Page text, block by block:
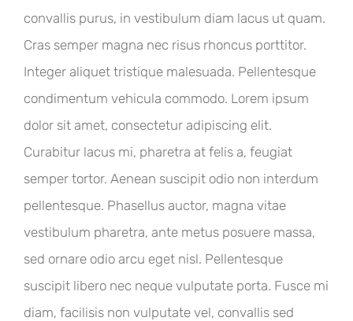
convallis purus, in vestibulum diam lacus ut quam.
Cras semper magna nec risus rhoncus porttitor.
Integer aliquet tristique malesuada. Pellentesque
condimentum vehicula commodo. Lorem ipsum
dolor sit amet, consectetur adipiscing elit.
Curabitur lacus mi, pharetra at felis a, feugiat
semper tortor. Aenean suscipit odio non interdum
pellentesque. Phasellus auctor, magna vitae
vestibulum pharetra, ante metus posuere massa,
sed ornare odio arcu eget nisl. Pellentesque
suscipit libero nec neque vulputate porta. Fusce mi
diam, facilisis non vulputate vel, convallis sed